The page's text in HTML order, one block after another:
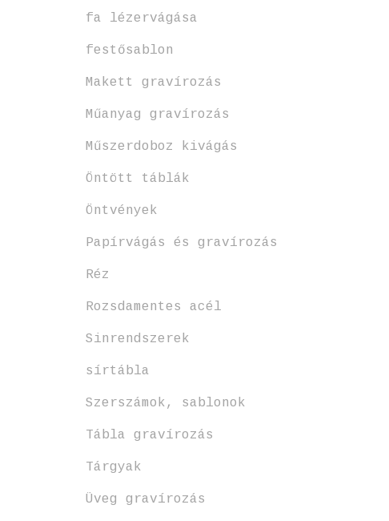
fa lézervágása
festősablon
Makett gravírozás
Műanyag gravírozás
Műszerdoboz kivágás
Öntött táblák
Öntvények
Papírvágás és gravírozás
Réz
Rozsdamentes acél
Sinrendszerek
sírtábla
Szerszámok, sablonok
Tábla gravírozás
Tárgyak
Üveg gravírozás